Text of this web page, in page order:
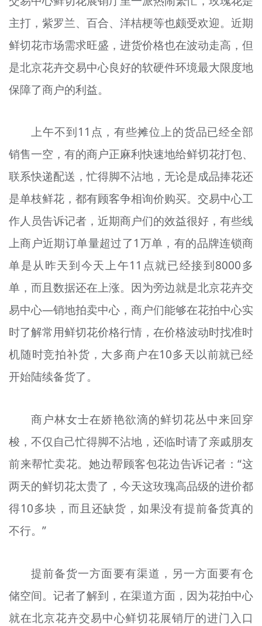
主打，紫罗兰、百合、洋桔梗等也颇受欢迎。近期
鲜切花市场需求旺盛，进货价格也在波动走高，但
是北京花卉交易中心良好的软硬件环境最大限度地
保障了商户的利益。
上午不到11点，有些摊位上的货品已经全部
销售一空，有的商户正麻利快速地给鲜切花打包、
联系快递配送，忙得脚不沾地，无论是成品捧花还
是单枝鲜花，都有顾客争相询价购买。交易中心工
作人员告诉记者，近期商户们的效益很好，有些线
上商户近期订单量超过了1万单，有的品牌连锁商
单是从昨天到今天上午11点就已经接到8000多
单，而且数据还在上涨。因为旁边就是北京花卉交
易中心—销地拍卖中心，商户们能够在花拍中心实
时了解常用鲜切花价格行情，在价格波动时找准时
机随时竞拍补货，大多商户在10多天以前就已经
开始陆续备货了。
商户林女士在娇艳欲滴的鲜切花丛中来回穿
梭，不仅自己忙得脚不沾地，还临时请了亲戚朋友
前来帮忙卖花。她边帮顾客包花边告诉记者：“这
两天的鲜切花太贵了，今天这玫瑰高品级的进价都
得10多块，而且还缺货，如果没有提前备货真的
不行。”
提前备货一方面要有渠道，另一方面要有仓
储空间。记者了解到，在渠道方面，因为花拍中心
就在北京花卉交易中心鲜切花展销厅的进门入口